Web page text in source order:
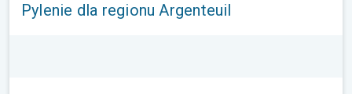
Pylenie dla regionu Argenteuil